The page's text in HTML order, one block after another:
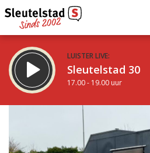
LUISTER LIVE:
Sleutelstad 30
17.00 - 19.00 uur
De avond van Sleutelstad
19.00 - 0.00 uur
Vorig uur
uur 1 van 0